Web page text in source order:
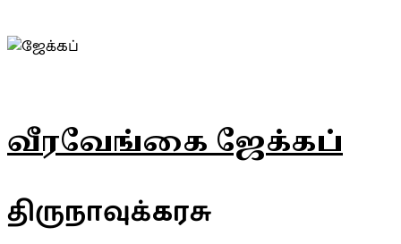
வீரவேங்கை ஜேக்கப்
திருநாவுக்கரசு